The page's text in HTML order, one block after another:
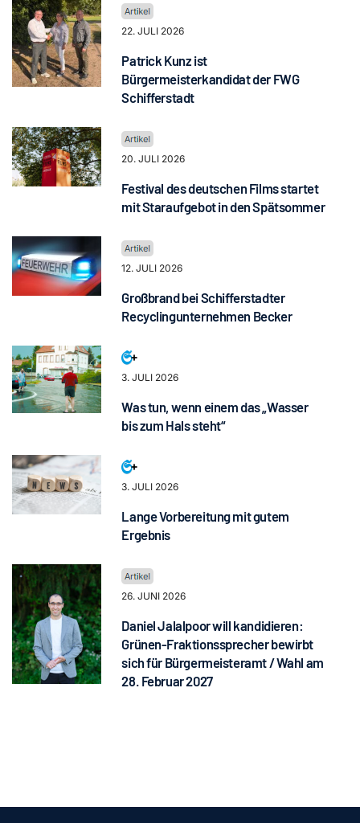
22. JULI 2026
Patrick Kunz ist
Bürgermeisterkandidat der FWG
Schifferstadt
20. JULI 2026
Festival des deutschen Films startet
mit Staraufgebot in den Spätsommer
12. JULI 2026
Großbrand bei Schifferstadter
Recyclingunternehmen Becker
3. JULI 2026
Was tun, wenn einem das „Wasser
bis zum Hals steht“
3. JULI 2026
Lange Vorbereitung mit gutem
Ergebnis
26. JUNI 2026
Daniel Jalalpoor will kandidieren:
Grünen-Fraktionssprecher bewirbt
sich für Bürgermeisteramt / Wahl am
28. Februar 2027